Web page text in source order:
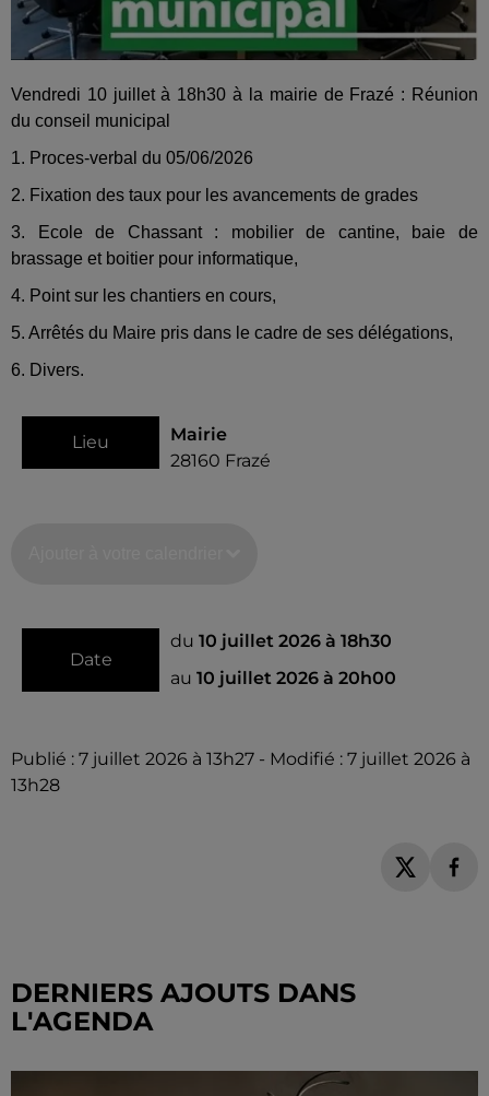
Vendredi 10 juillet à 18h30 à la mairie de Frazé : Réunion
du conseil municipal
1. Proces-verbal du 05/06/2026
2. Fixation des taux pour les avancements de grades
3. Ecole de Chassant : mobilier de cantine, baie de
brassage et boitier pour informatique,
4. Point sur les chantiers en cours,
5. Arrêtés du Maire pris dans le cadre de ses délégations,
6. Divers.
Lieu
Mairie
28160 Frazé
Date
du 10 juillet 2026 à 18h30
au 10 juillet 2026 à 20h00
Publié : 7 juillet 2026 à 13h27 - Modifié : 7 juillet 2026 à
13h28
DERNIERS AJOUTS DANS
L'AGENDA